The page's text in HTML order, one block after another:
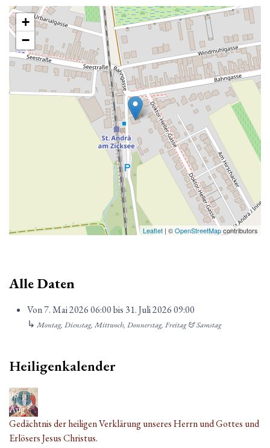
+
−
Leaflet | ©OpenStreetMapcontributors
Alle Daten
Von7. Mai 202606:00bis 31. Juli 202609:00
↳Montag, Dienstag, Mittwoch, Donnerstag, Freitag & Samstag
Heiligenkalender
06
Aug.
Gedächtnis der heiligen Verklärung unseres Herrn und Gottes und
Erlösers Jesus Christus.